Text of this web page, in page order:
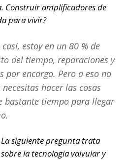
Construir amplificadores de
para vivir?
estoy en un 80 % de
del tiempo, reparaciones y
por encargo. Pero a eso no
hacer las cosas
bastante tiempo para llegar
La siguiente pregunta trata
sobre la tecnología valvular y